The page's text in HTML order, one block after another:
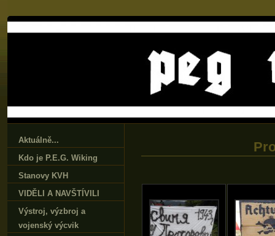
Aktuálně...
Kdo je P.E.G. Wiking
Stanovy KVH
VIDĚLI A NAVŠTÍVILI
Výstroj‚ výzbroj a
vojenský výcvik